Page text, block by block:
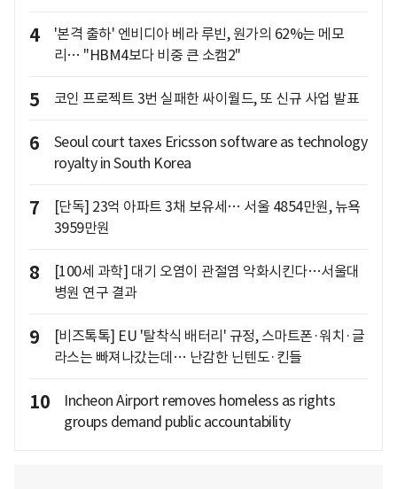
4
'본격 출하' 엔비디아 베라 루빈, 원가의 62%는 메모
리… "HBM4보다 비중 큰 소캠2"
5 코인 프로젝트 3번 실패한 싸이월드, 또 신규 사업 발표
6
Seoul court taxes Ericsson software as technology
royalty in South Korea
7
[단독] 23억 아파트 3채 보유세… 서울 4854만원, 뉴욕
3959만원
8
[100세 과학] 대기 오염이 관절염 악화시킨다…서울대
병원 연구 결과
9
[비즈톡톡] EU '탈착식 배터리' 규정, 스마트폰·워치·글
라스는 빠져나갔는데… 난감한 닌텐도·킨들
10
Incheon Airport removes homeless as rights
groups demand public accountability